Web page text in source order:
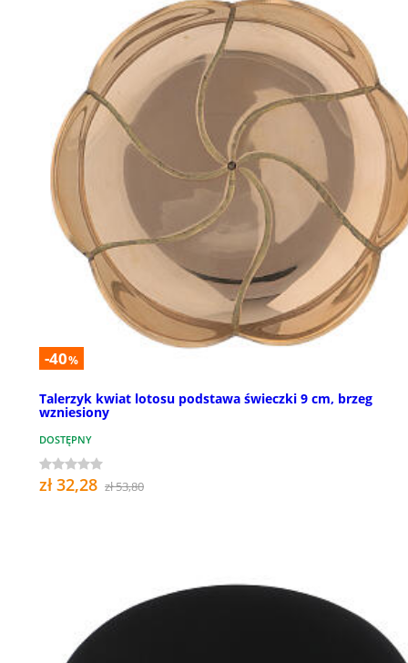
-40%
Talerzyk kwiat lotosu podstawa świeczki 9 cm, brzeg
wzniesiony
DOSTĘPNY
zł 32,28 zł 53,80